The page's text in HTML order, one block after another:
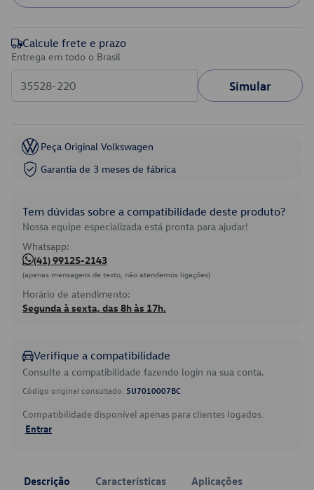
Calcule frete e prazo
Entrega em todo o Brasil
Simular
Peça Original Volkswagen
Garantia de 3 meses de fábrica
Tem dúvidas sobre a compatibilidade deste produto?
Nossa equipe especializada está pronta para ajudar!
Whatsapp:
(41) 99125-2143
(apenas mensagens de texto, não atendemos ligações)
Horário de atendimento:
Segunda à sexta, das 8h às 17h.
Verifique a compatibilidade
Consulte a compatibilidade fazendo login na sua conta.
Código original consultado: 5U7010007BC
Compatibilidade disponível apenas para clientes logados.
Entrar
Descrição Características Aplicações